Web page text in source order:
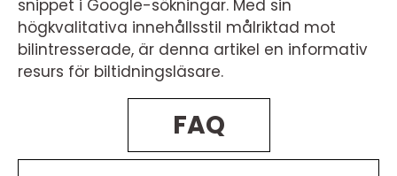
snippet i Google-sökningar. Med sin
högkvalitativa innehållsstil målriktad mot
bilintresserade, är denna artikel en informativ
resurs för biltidningsläsare.
FAQ